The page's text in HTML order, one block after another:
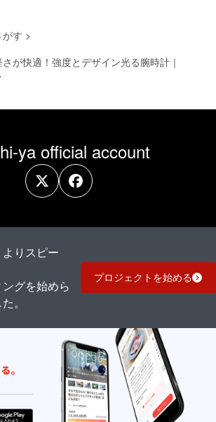
す >
が快適！強度とデザイン光る腕時計｜
ya official account
りスピー
グを始めら
。
プロジェクトを始める